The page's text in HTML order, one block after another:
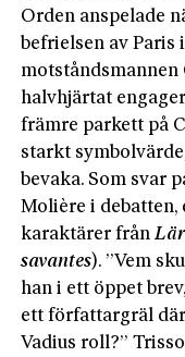
Orden anspelade
befrielsen av Paris
motståndsmannen
halvhjärtat
främre parkett på
starkt
bevaka. Som svar
Molière i debatten,
karaktärer från
savantes). ”Vem
han i ett öppet
ett författargräl
Vadius roll?”